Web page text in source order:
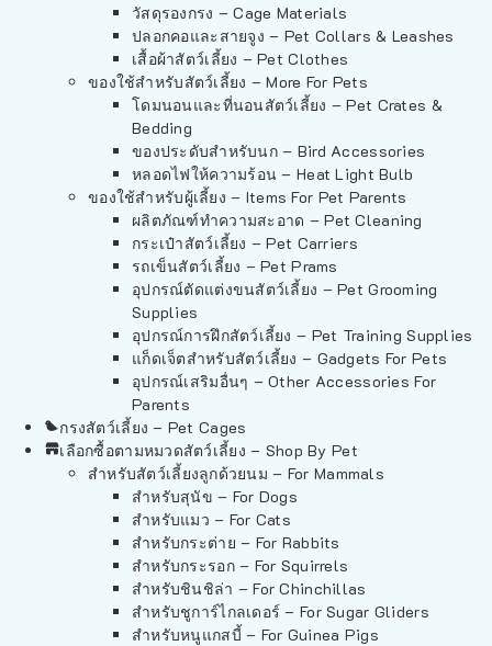
วัสดุรองกรง – Cage Materials
ปลอกคอและสายจูง – Pet Collars & Leashes
เสื้อผ้าสัตว์เลี้ยง – Pet Clothes
ของใช้สำหรับสัตว์เลี้ยง – More For Pets
โดมนอนและที่นอนสัตว์เลี้ยง – Pet Crates &
Bedding
ของประดับสำหรับนก – Bird Accessories
หลอดไฟให้ความร้อน – Heat Light Bulb
ของใช้สำหรับผู้เลี้ยง – Items For Pet Parents
ผลิตภัณฑ์ทำความสะอาด – Pet Cleaning
กระเป๋าสัตว์เลี้ยง – Pet Carriers
รถเข็นสัตว์เลี้ยง – Pet Prams
อุปกรณ์ตัดแต่งขนสัตว์เลี้ยง – Pet Grooming
Supplies
อุปกรณ์การฝึกสัตว์เลี้ยง – Pet Training Supplies
แก็ดเจ็ตสำหรับสัตว์เลี้ยง – Gadgets For Pets
อุปกรณ์เสริมอื่นๆ – Other Accessories For
Parents
กรงสัตว์เลี้ยง – Pet Cages
เลือกซื้อตามหมวดสัตว์เลี้ยง – Shop By Pet
สำหรับสัตว์เลี้ยงลูกด้วยนม – For Mammals
สำหรับสุนัข – For Dogs
สำหรับแมว – For Cats
สำหรับกระต่าย – For Rabbits
สำหรับกระรอก – For Squirrels
สำหรับชินชิล่า – For Chinchillas
สำหรับชูการ์ไกลเดอร์ – For Sugar Gliders
สำหรับหนูแกสบี้ – For Guinea Pigs